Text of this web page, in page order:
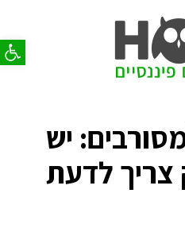
פתח
יש
צריך לדעת